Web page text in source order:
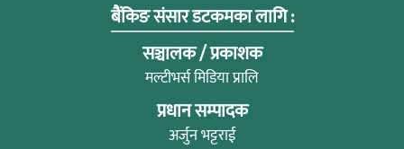
बैंकिङ संसार डटकमका लागि :
सञ्चालक / प्रकाशक
मल्टीभर्स मिडिया प्रालि
प्रधान सम्पादक
अर्जुन भट्टराई